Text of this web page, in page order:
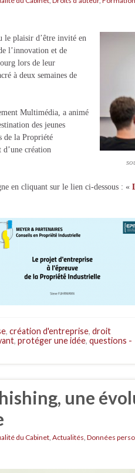
plaisir d’être invité en
l’innovation et de
lors de leur
à deux semaines de
Multimédia, a animé
des jeunes
de la Propriété
création
en cliquant sur le lien ci-dessous : «
, création d'entreprise, droit
, protéger une idée, questions -
une
du Cabinet Actualités Données